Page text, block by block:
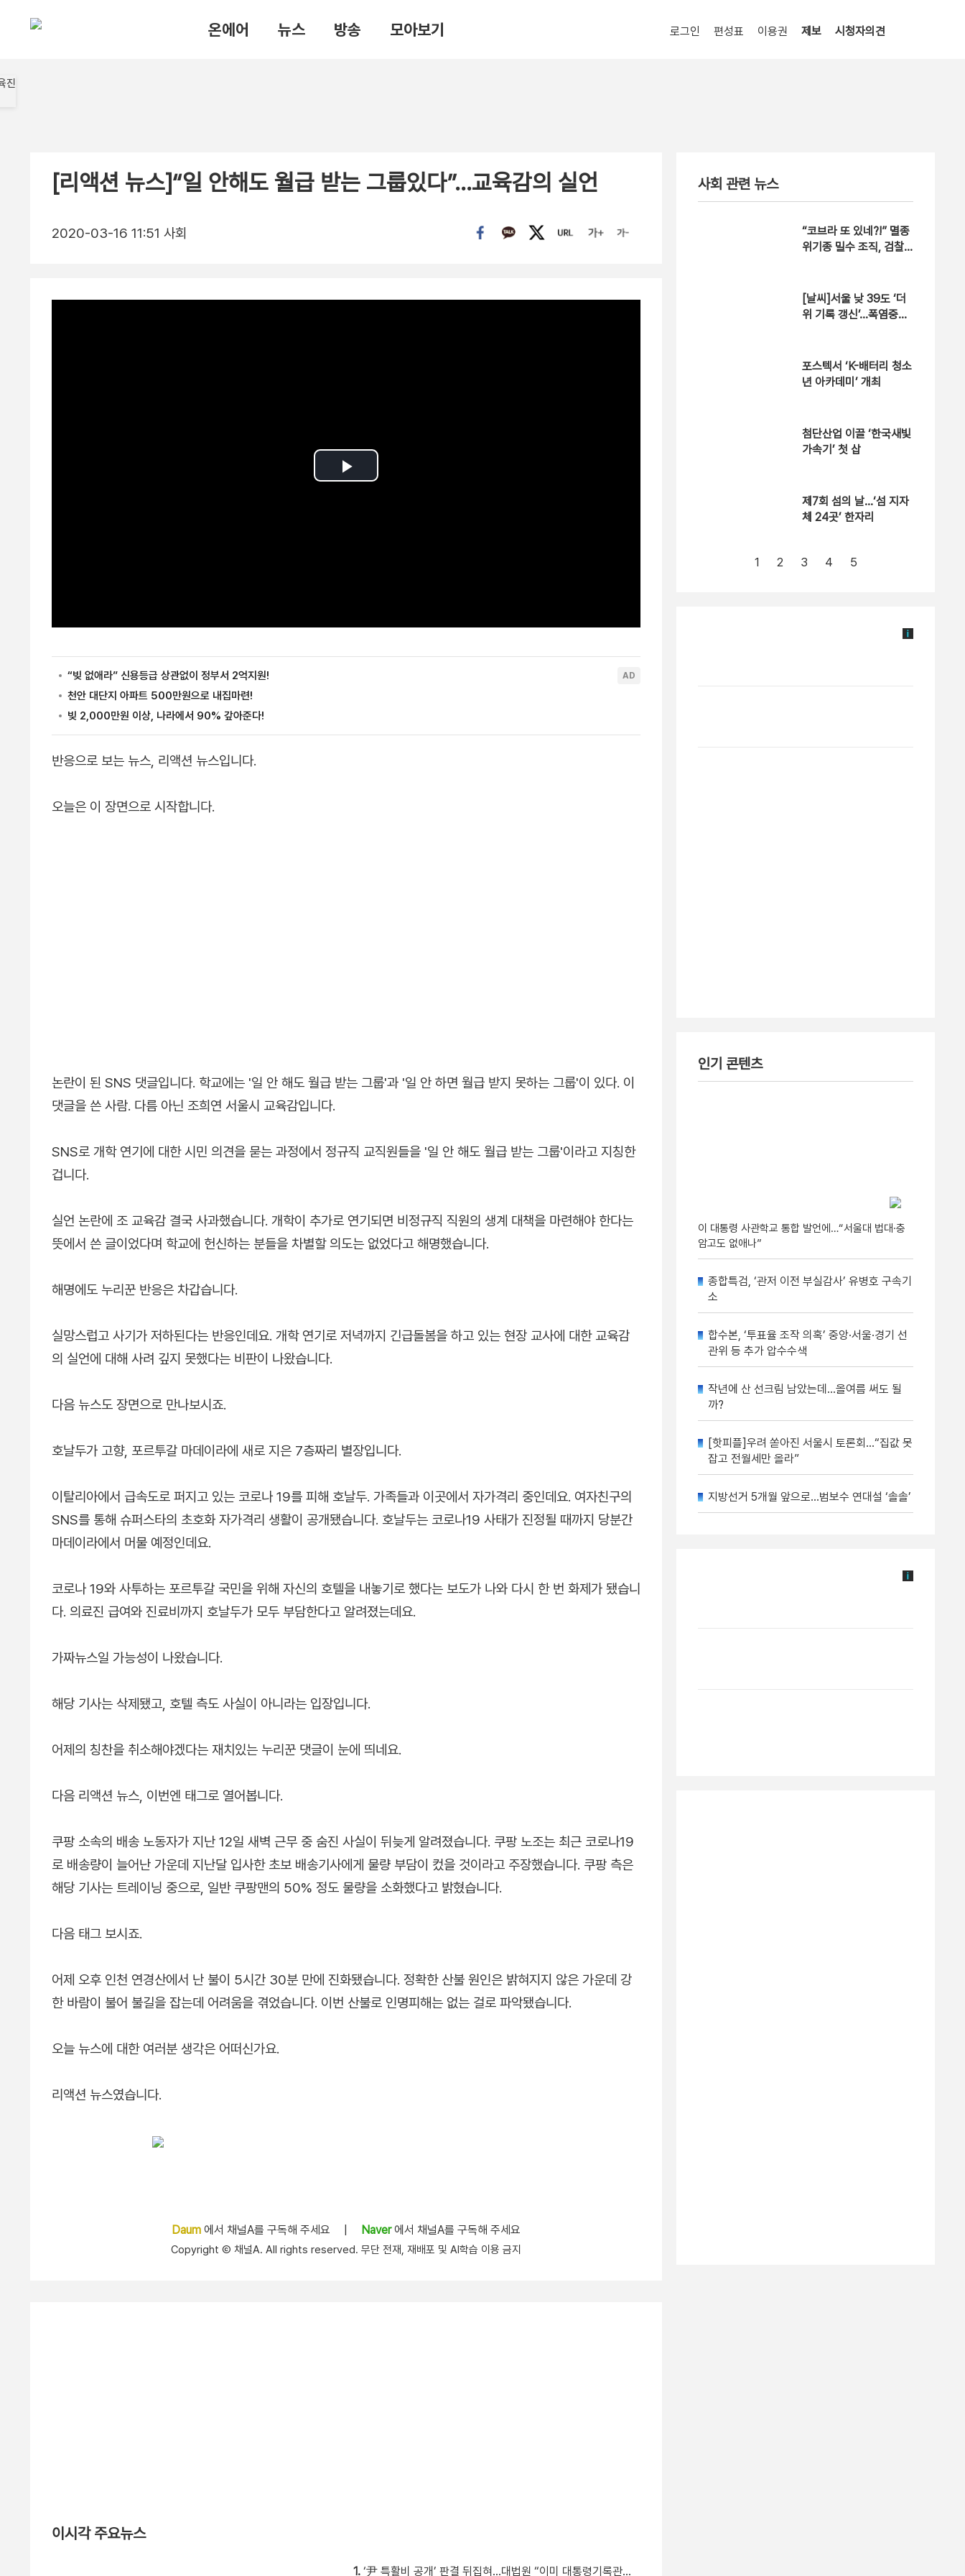
온에어 뉴스 방송 모아보기 로그인 편성표 이용권 제보 시청자의견
[리액션 뉴스]“일 안해도 월급 받는 그룹있다”…교육감의 실언
2020-03-16 11:51 사회
반응으로 보는 뉴스, 리액션 뉴스입니다.
오늘은 이 장면으로 시작합니다.
논란이 된 SNS 댓글입니다. 학교에는 '일 안 해도 월급 받는 그룹'과 '일 안 하면 월급 받지 못하는 그룹'이 있다. 이
댓글을 쓴 사람. 다름 아닌 조희연 서울시 교육감입니다.
SNS로 개학 연기에 대한 시민 의견을 묻는 과정에서 정규직 교직원들을 '일 안 해도 월급 받는 그룹'이라고 지칭한
겁니다.
실언 논란에 조 교육감 결국 사과했습니다. 개학이 추가로 연기되면 비정규직 직원의 생계 대책을 마련해야 한다는
뜻에서 쓴 글이었다며 학교에 헌신하는 분들을 차별할 의도는 없었다고 해명했습니다.
해명에도 누리꾼 반응은 차갑습니다.
실망스럽고 사기가 저하된다는 반응인데요. 개학 연기로 저녁까지 긴급돌봄을 하고 있는 현장 교사에 대한 교육감
의 실언에 대해 사려 깊지 못했다는 비판이 나왔습니다.
다음 뉴스도 장면으로 만나보시죠.
호날두가 고향, 포르투갈 마데이라에 새로 지은 7층짜리 별장입니다.
이탈리아에서 급속도로 퍼지고 있는 코로나 19를 피해 호날두. 가족들과 이곳에서 자가격리 중인데요. 여자친구의
SNS를 통해 슈퍼스타의 초호화 자가격리 생활이 공개됐습니다. 호날두는 코로나19 사태가 진정될 때까지 당분간
마데이라에서 머물 예정인데요.
코로나 19와 사투하는 포르투갈 국민을 위해 자신의 호텔을 내놓기로 했다는 보도가 나와 다시 한 번 화제가 됐습니
다. 의료진 급여와 진료비까지 호날두가 모두 부담한다고 알려졌는데요.
가짜뉴스일 가능성이 나왔습니다.
해당 기사는 삭제됐고, 호텔 측도 사실이 아니라는 입장입니다.
어제의 칭찬을 취소해야겠다는 재치있는 누리꾼 댓글이 눈에 띄네요.
다음 리액션 뉴스, 이번엔 태그로 열어봅니다.
쿠팡 소속의 배송 노동자가 지난 12일 새벽 근무 중 숨진 사실이 뒤늦게 알려졌습니다. 쿠팡 노조는 최근 코로나19
로 배송량이 늘어난 가운데 지난달 입사한 초보 배송기사에게 물량 부담이 컸을 것이라고 주장했습니다. 쿠팡 측은
해당 기사는 트레이닝 중으로, 일반 쿠팡맨의 50% 정도 물량을 소화했다고 밝혔습니다.
다음 태그 보시죠.
어제 오후 인천 연경산에서 난 불이 5시간 30분 만에 진화됐습니다. 정확한 산불 원인은 밝혀지지 않은 가운데 강
한 바람이 불어 불길을 잡는데 어려움을 겪었습니다. 이번 산불로 인명피해는 없는 걸로 파악됐습니다.
오늘 뉴스에 대한 여러분 생각은 어떠신가요.
리액션 뉴스였습니다.
Daum 에서 채널A를 구독해 주세요 Naver에서 채널A를 구독해 주세요
Copyright Ⓒ 채널A. All rights reserved. 무단 전재, 재배포 및 AI학습 이용 금지
이시각 주요뉴스
1. ‘尹 특활비 공개’ 판결 뒤집혀…대법원 “이미 대통령기록관 이관”
사회 관련 뉴스
“코브라 또 있네?!” 멸종
위기종 밀수 조직, 검찰
[날씨]서울 낮 39도 ‘더
위 기록 갱신’…폭염중대
포스텍서 ‘K-배터리 청소
년 아카데미’ 개최
첨단산업 이끌 ‘한국새빛
가속기’ 첫 삽
제7회 섬의 날…‘섬 지자
체 24곳’ 한자리
1 2 3 4 5
인기 콘텐츠
이 대통령 사관학교 통합 발언에…“서울대 법대·충
암고도 없애나”
종합특검, ‘관저 이전 부실감사’ 유병호 구속기
소
합수본, ‘투표율 조작 의혹’ 중앙·서울·경기 선
관위 등 추가 압수수색
작년에 산 선크림 남았는데…올여름 써도 될
까?
[핫피플]우려 쏟아진 서울시 토론회…“집값 못
잡고 전월세만 올라”
지방선거 5개월 앞으로…범보수 연대설 ‘솔솔’